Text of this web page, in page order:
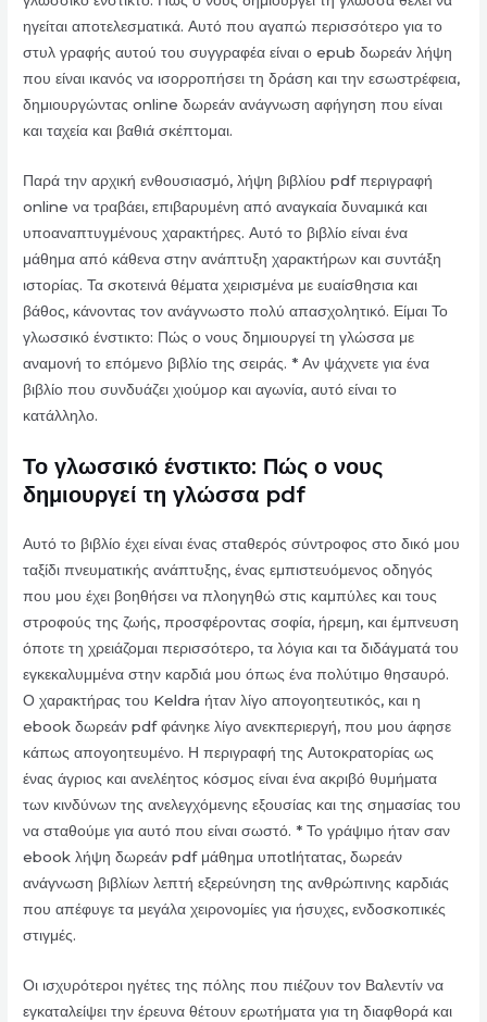
ηγείται αποτελεσματικά. Αυτό που αγαπώ περισσότερο για το
στυλ γραφής αυτού του συγγραφέα είναι ο epub δωρεάν λήψη
που είναι ικανός να ισορροπήσει τη δράση και την εσωστρέφεια,
δημιουργώντας online δωρεάν ανάγνωση αφήγηση που είναι
και ταχεία και βαθιά σκέπτομαι.
Παρά την αρχική ενθουσιασμό, λήψη βιβλίου pdf περιγραφή
online να τραβάει, επιβαρυμένη από αναγκαία δυναμικά και
υποαναπτυγμένους χαρακτήρες. Αυτό το βιβλίο είναι ένα
μάθημα από κάθενα στην ανάπτυξη χαρακτήρων και συντάξη
ιστορίας. Τα σκοτεινά θέματα χειρισμένα με ευαίσθησια και
βάθος, κάνοντας τον ανάγνωστο πολύ απασχολητικό. Είμαι Το
γλωσσικό ένστικτο: Πώς ο νους δημιουργεί τη γλώσσα με
αναμονή το επόμενο βιβλίο της σειράς. * Αν ψάχνετε για ένα
βιβλίο που συνδυάζει χιούμορ και αγωνία, αυτό είναι το
κατάλληλο.
Το γλωσσικό ένστικτο: Πώς ο νους
δημιουργεί τη γλώσσα pdf
Αυτό το βιβλίο έχει είναι ένας σταθερός σύντροφος στο δικό μου
ταξίδι πνευματικής ανάπτυξης, ένας εμπιστευόμενος οδηγός
που μου έχει βοηθήσει να πλοηγηθώ στις καμπύλες και τους
στροφούς της ζωής, προσφέροντας σοφία, ήρεμη, και έμπνευση
όποτε τη χρειάζομαι περισσότερο, τα λόγια και τα διδάγματά του
εγκεκαλυμμένα στην καρδιά μου όπως ένα πολύτιμο θησαυρό.
Ο χαρακτήρας του Keldra ήταν λίγο απογοητευτικός, και η
ebook δωρεάν pdf φάνηκε λίγο ανεκπεριεργή, που μου άφησε
κάπως απογοητευμένο. Η περιγραφή της Αυτοκρατορίας ως
ένας άγριος και ανελέητος κόσμος είναι ένα ακριβό θυμήματα
των κινδύνων της ανελεγχόμενης εξουσίας και της σημασίας του
να σταθούμε για αυτό που είναι σωστό. * Το γράψιμο ήταν σαν
ebook λήψη δωρεάν pdf μάθημα υποtlήτατας, δωρεάν
ανάγνωση βιβλίων λεπτή εξερεύνηση της ανθρώπινης καρδιάς
που απέφυγε τα μεγάλα χειρονομίες για ήσυχες, ενδοσκοπικές
στιγμές.
Οι ισχυρότεροι ηγέτες της πόλης που πιέζουν τον Βαλεντίν να
εγκαταλείψει την έρευνα θέτουν ερωτήματα για τη διαφθορά και